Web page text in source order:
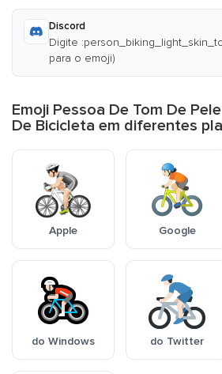
Discord
Digite
para o emoji)
Emoji Pessoa De Tom De
De Bicicleta em diferentes
Apple Google
do Windows do Twitter